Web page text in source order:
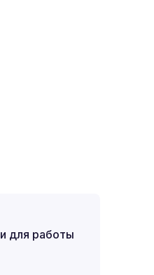
для работы